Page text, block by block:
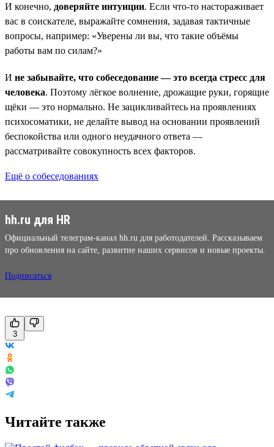
И конечно, доверяйте интуиции. Если что-то настораживает
вас в соискателе, выражайте сомнения, задавая тактичные
вопросы, например: «Уверены ли вы, что такие объёмы
работы вам по силам?»
И не забывайте, что собеседование — это всегда стресс для
человека. Поэтому лёгкое волнение, дрожащие руки, горящие
щёки — это нормально. Не зацикливайтесь на проявлениях
психосоматики, не делайте вывод на основании проявлений
беспокойства или одного неудачного ответа —
рассматривайте совокупность всех факторов.
Ещё о собеседованиях
hh.ru для HR
Официальный телеграм-канал hh.ru для работодателей. Рассказываем
про обновления на сайте, развитие наших сервисов и новые проекты.
Подписаться
3
Читайте также